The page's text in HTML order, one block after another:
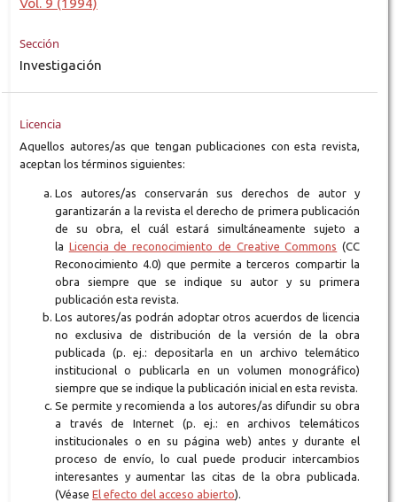
Vol. 9 (1994)
Sección
Investigación
Licencia
Aquellos autores/as que tengan publicaciones con esta revista,
aceptan los términos siguientes:
Los autores/as conservarán sus derechos de autor y
garantizarán a la revista el derecho de primera publicación
de su obra, el cuál estará simultáneamente sujeto a
la Licencia de reconocimiento de Creative Commons (CC
Reconocimiento 4.0) que permite a terceros compartir la
obra siempre que se indique su autor y su primera
publicación esta revista.
Los autores/as podrán adoptar otros acuerdos de licencia
no exclusiva de distribución de la versión de la obra
publicada (p. ej.: depositarla en un archivo telemático
institucional o publicarla en un volumen monográfico)
siempre que se indique la publicación inicial en esta revista.
Se permite y recomienda a los autores/as difundir su obra
a través de Internet (p. ej.: en archivos telemáticos
institucionales o en su página web) antes y durante el
proceso de envío, lo cual puede producir intercambios
interesantes y aumentar las citas de la obra publicada.
(Véase El efecto del acceso abierto).